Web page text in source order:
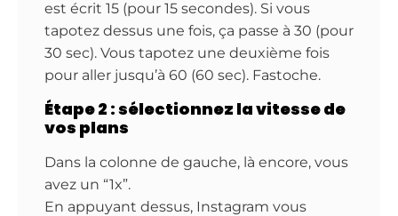
est écrit 15 (pour 15 secondes). Si vous
tapotez dessus une fois, ça passe à 30 (pour
30 sec). Vous tapotez une deuxième fois
pour aller jusqu’à 60 (60 sec). Fastoche.
Étape 2 : sélectionnez la vitesse de
vos plans
Dans la colonne de gauche, là encore, vous
avez un “1x”.
En appuyant dessus, Instagram vous